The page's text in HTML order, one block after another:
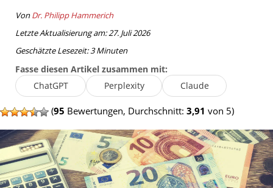
VonDr. Philipp Hammerich
Letzte Aktualisierung am: 27. Juli 2026
Geschätzte Lesezeit:3 Minuten
Fasse diesen Artikel zusammen mit:
ChatGPT
Perplexity Claude
(95 Bewertungen, Durchschnitt: 3,91 von 5)